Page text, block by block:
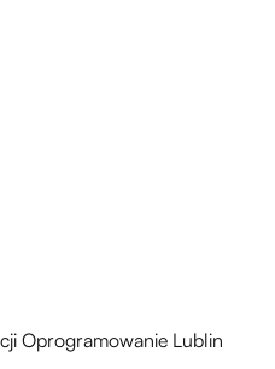
Oprogramowanie Lublin